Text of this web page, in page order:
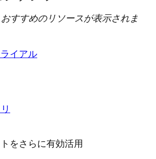
すすめのリソースが表示されま
イアル
をさらに有効活用